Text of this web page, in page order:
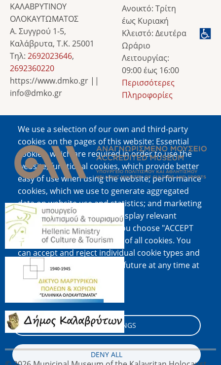
We use a selection of our own and third-party
cookies on the pages of this website: Essential
cookies, which are required in order to use the
website; functional cookies, which provide better
easy of use when using the website; performance
cookies, which we use to generate aggregated
data on website use and statistics; and marketing
cookies, which are used to display relevant
content and advertising. If you choose "ACCEPT
ALL", you consent to the use of all cookies. You
can accept and reject individual cookie types and
revoke your consent for the future at any time at
"Settings".
Cookie documentation
COOKIE SETTINGS
DENY ALL
ΚΑΛΑΒΡΥΤΙΝΟΥ
ΟΛΟΚΑΥΤΩΜΑΤΟΣ
Α. Συγγρού 1-5,
Καλάβρυτα, Τ.Κ. 25001
Τηλ: 2692023646,
2692360220
https://www.dmko.gr ||
info@dmko.gr
Ανοικτό: Τρίτη
έως Κυριακή
Κλειστό: Δευτέρα
Ωράριο
Λειτουργίας:
09:00 έως 16:00
Περισσότερες
Πληροφορίες
Image
Image
Image
Image